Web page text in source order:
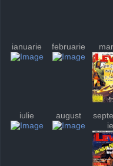
ianuarie februarie
iulie august
ie